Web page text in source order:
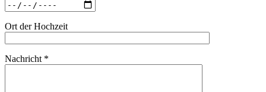
Ort der Hochzeit
Nachricht *